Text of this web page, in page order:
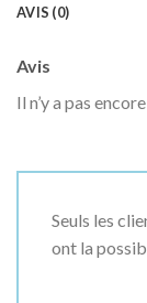
AVIS (0)
Avis
Il n’y a pas encore
Seuls les
ont la